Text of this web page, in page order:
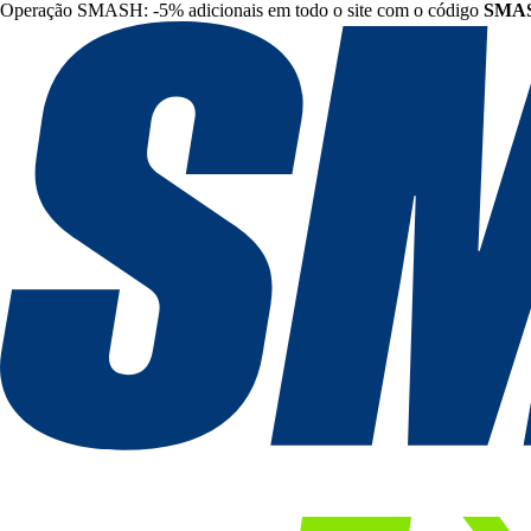
Operação SMASH: -5% adicionais em todo o site com o código